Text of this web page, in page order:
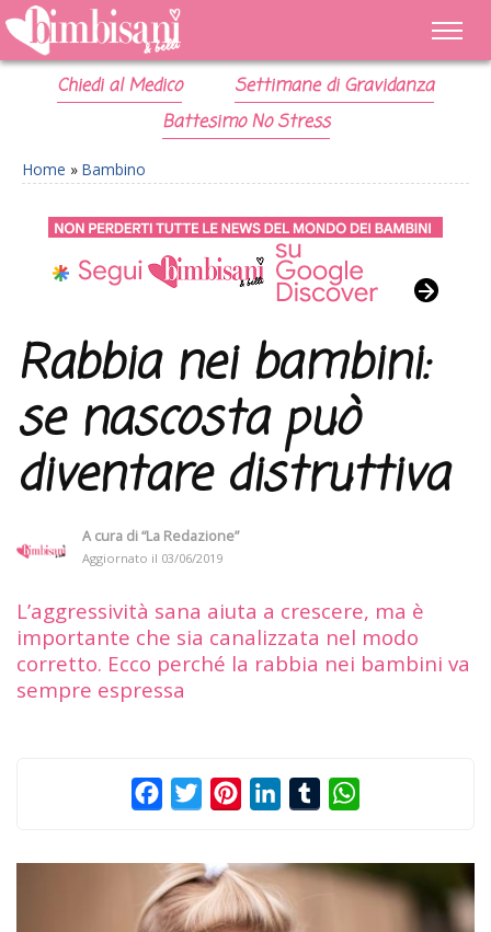
Chiedi al Medico
Settimane di Gravidanza
Battesimo No Stress
Home » Bambino
Rabbia nei bambini:
se nascosta può
diventare distruttiva
A cura di“La Redazione”
Aggiornato il 03/06/2019
L’aggressività sana aiuta a crescere, ma è
importante che sia canalizzata nel modo
corretto. Ecco perché la rabbia nei bambini va
sempre espressa
FacebookTwitterPinterestLinkedInTumblr